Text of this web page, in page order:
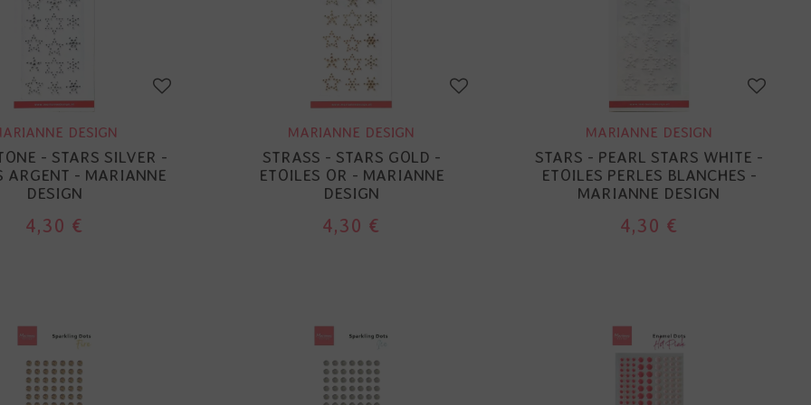
DESIGN
- STARS SILVER -
ARGENT - MARIANNE
DESIGN
4,30 €
MARIANNE DESIGN
STRASS - STARS GOLD -
ETOILES OR - MARIANNE
DESIGN
4,30 €
MARIANNE DESIGN
STARS - PEARL STARS WHITE -
ETOILES PERLES BLANCHES -
MARIANNE DESIGN
4,30 €